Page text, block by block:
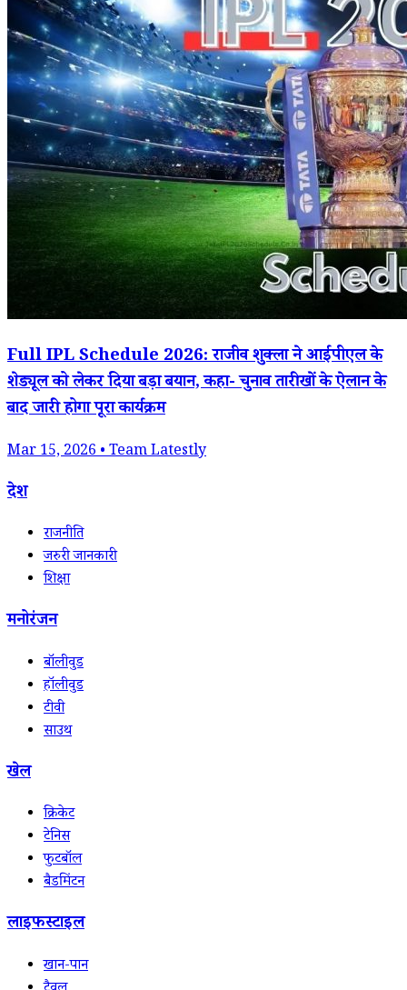
Full IPL Schedule 2026: राजीव शुक्ला ने आईपीएल के
शेड्यूल को लेकर दिया बड़ा बयान, कहा- चुनाव तारीखों के ऐलान के
बाद जारी होगा पूरा कार्यक्रम
Mar 15, 2026 • Team Latestly
देश
राजनीति
जरुरी जानकारी
शिक्षा
मनोरंजन
बॉलीवुड
हॉलीवुड
टीवी
साउथ
खेल
क्रिकेट
टेनिस
फुटबॉल
बैडमिंटन
लाइफस्टाइल
खान-पान